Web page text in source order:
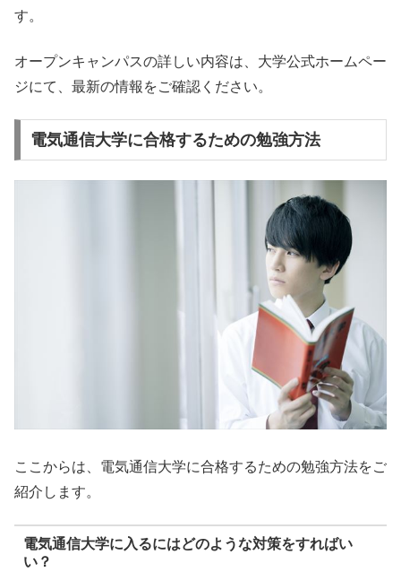
す。
オープンキャンパスの詳しい内容は、大学公式ホームペー
ジにて、最新の情報をご確認ください。
電気通信大学に合格するための勉強方法
ここからは、電気通信大学に合格するための勉強方法をご
紹介します。
電気通信大学に入るにはどのような対策をすればい
い？